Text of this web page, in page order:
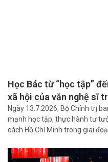
Học Bác từ “học tập”
xã hội của văn nghệ sĩ
mới
Ngày 13.7.2026, Bộ Chính trị
mạnh học tập, thực hành tư
cách Hồ Chí Minh trong giai